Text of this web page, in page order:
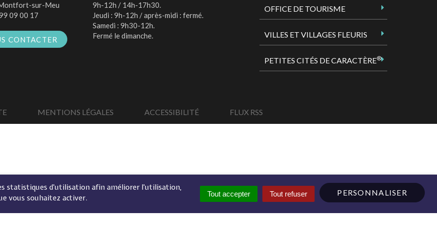
statistiques d'utilisation afin améliorer l'utilisation,
vous souhaitez activer.
Tout accepter Tout refuser PERSONNALISER
sur-Meu
09 00 17
CONTACTER
9h-12h / 14h-17h30.
Jeudi : 9h-12h / après-midi : fermé.
Samedi : 9h30-12h.
Fermé le dimanche.
OFFICE DE TOURISME
VILLES ET VILLAGES FLEURIS
PETITES CITÉS DE CARACTÈRE®
MENTIONS LÉGALES ACCESSIBILITÉ FLUX RSS